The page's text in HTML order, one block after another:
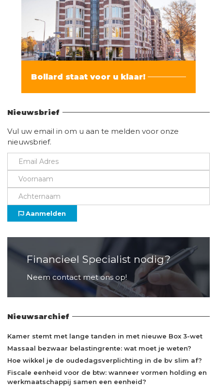
Bollard staat voor u klaar!
Nieuwsbrief
Vul uw email in om u aan te melden voor onze
nieuwsbrief.
Aanmelden
Financieel Specialist nodig?
Neem contact met ons op!
Nieuwsarchief
Kamer stemt met lange tanden in met nieuwe Box 3-wet
Massaal bezwaar belastingrente: wat moet je weten?
Hoe wikkel je de oudedagsverplichting in de bv slim af?
Fiscale eenheid voor de btw: wanneer vormen holding en
werkmaatschappij samen een eenheid?